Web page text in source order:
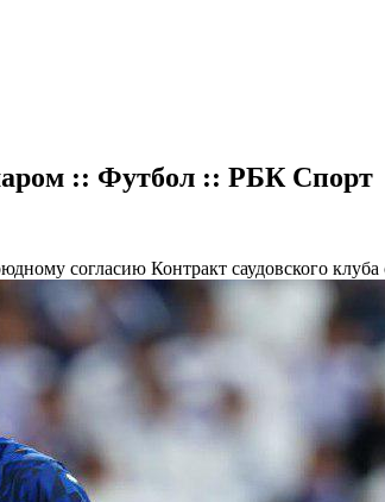
:: Футбол :: РБК Спорт
согласию Контракт саудовского